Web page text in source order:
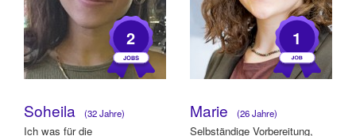
2
Soheila (32 Jahre)
Ich was für die
1
Marie (26 Jahre)
Selbständige Vorbereitung,